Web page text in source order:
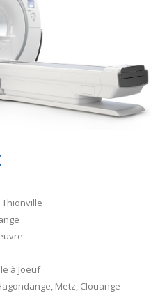
à Joeuf
Metz, Clouange